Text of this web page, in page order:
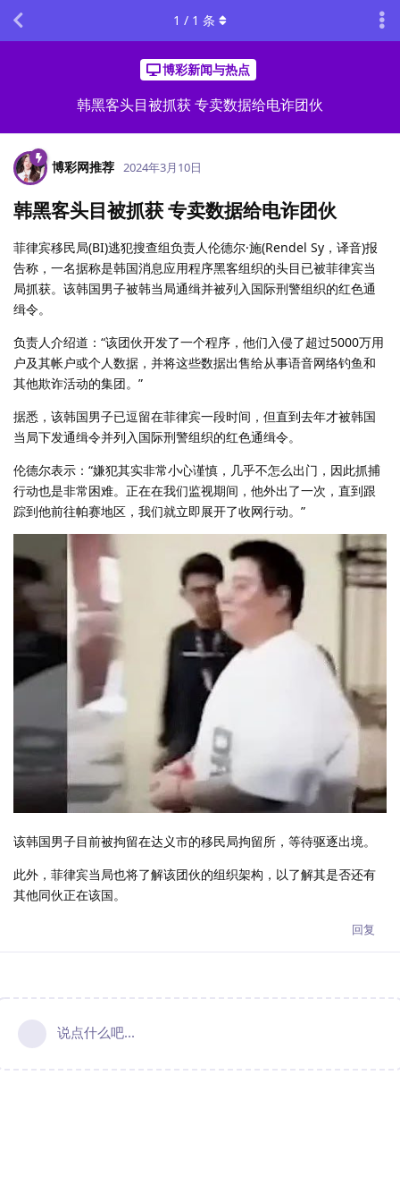
博彩新闻与热点
韩黑客头目被抓获 专卖数据给电诈团伙
1 / 1 条
博彩网推荐 2024年3月10日
韩黑客头目被抓获 专卖数据给电诈团伙
菲律宾移民局(BI)逃犯搜查组负责人伦德尔·施(Rendel Sy，译音)报
告称，一名据称是韩国消息应用程序黑客组织的头目已被菲律宾当
局抓获。该韩国男子被韩当局通缉并被列入国际刑警组织的红色通
缉令。
负责人介绍道：“该团伙开发了一个程序，他们入侵了超过5000万用
户及其帐户或个人数据，并将这些数据出售给从事语音网络钓鱼和
其他欺诈活动的集团。”
据悉，该韩国男子已逗留在菲律宾一段时间，但直到去年才被韩国
当局下发通缉令并列入国际刑警组织的红色通缉令。
伦德尔表示：“嫌犯其实非常小心谨慎，几乎不怎么出门，因此抓捕
行动也是非常困难。正在在我们监视期间，他外出了一次，直到跟
踪到他前往帕赛地区，我们就立即展开了收网行动。”
该韩国男子目前被拘留在达义市的移民局拘留所，等待驱逐出境。
此外，菲律宾当局也将了解该团伙的组织架构，以了解其是否还有
其他同伙正在该国。
回复
说点什么吧...